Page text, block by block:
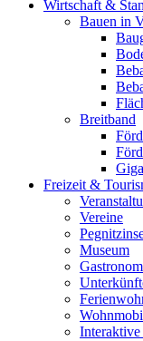
Wirtschaft &
Bauen in
Breitband
Freizeit &
Vereine
Museum
Interaktive